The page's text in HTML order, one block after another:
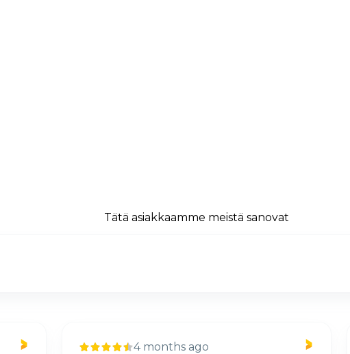
Tätä asiakkaamme meistä sanovat
12 days ago